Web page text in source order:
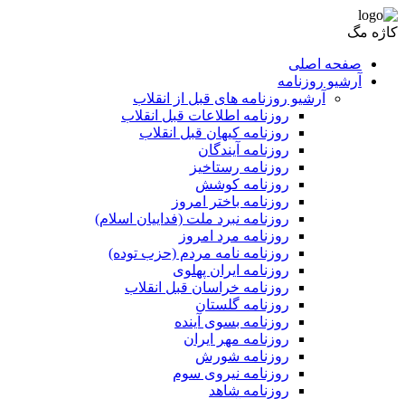
کاژه مگ
صفحه اصلی
آرشیو روزنامه
آرشیو روزنامه های قبل از انقلاب
روزنامه اطلاعات قبل انقلاب
روزنامه کیهان قبل انقلاب
روزنامه آیندگان
روزنامه رستاخیز
روزنامه کوشش
روزنامه باختر امروز
روزنامه نبرد ملت (فداییان اسلام)
روزنامه مرد امروز
روزنامه نامه مردم (حزب توده)
روزنامه ایران پهلوی
روزنامه خراسان قبل انقلاب
روزنامه گلستان
روزنامه بسوی آینده
روزنامه مهر ایران
روزنامه شورش
روزنامه نیروی سوم
روزنامه شاهد